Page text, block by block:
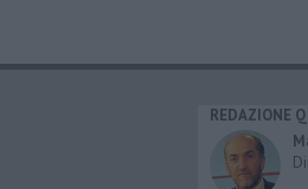
REDAZIONE